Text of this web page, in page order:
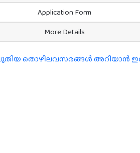
Application Form
More Details
തൊഴിലവസരങ്ങൾ അറിയാൻ